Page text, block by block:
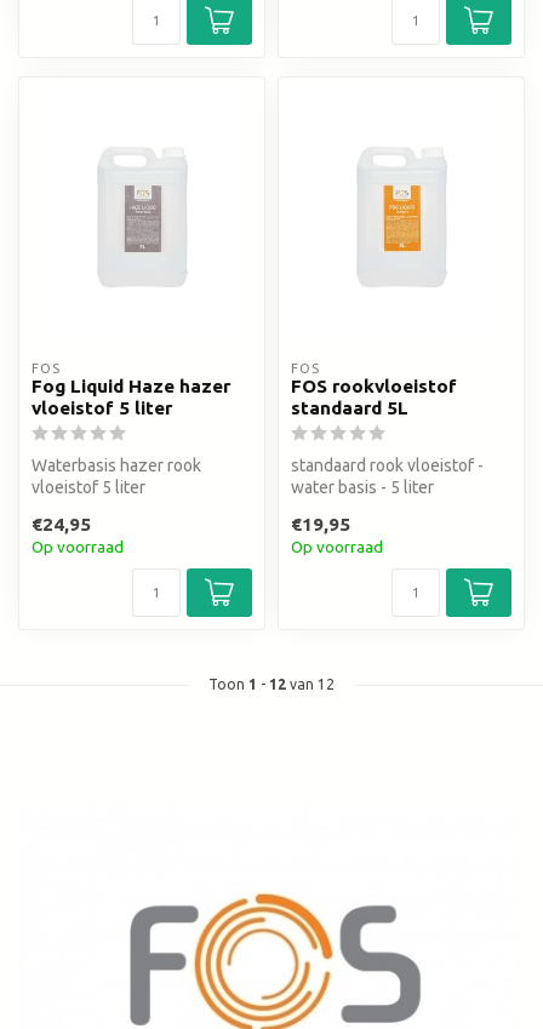
FOS
Fog Liquid Haze hazer
vloeistof 5 liter
Waterbasis hazer rook
vloeistof 5 liter
€24,95
Op voorraad
FOS
FOS rookvloeistof
standaard 5L
standaard rook vloeistof -
water basis - 5 liter
€19,95
Op voorraad
Toon 1 - 12 van 12